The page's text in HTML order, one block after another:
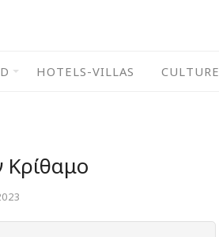
HOTELS-VILLAS CULTURE
Κρίθαμο